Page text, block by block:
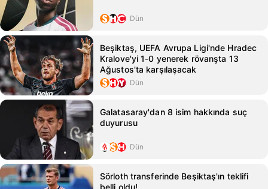
Dün
Beşiktaş, UEFA Avrupa Ligi'nde Hradec
Kralove'yi 1-0 yenerek rövanşta 13
Ağustos'ta karşılaşacak
Dün
Galatasaray'dan 8 isim hakkında suç
duyurusu
Dün
Sörloth transferinde Beşiktaş'ın teklifi
belli oldu!